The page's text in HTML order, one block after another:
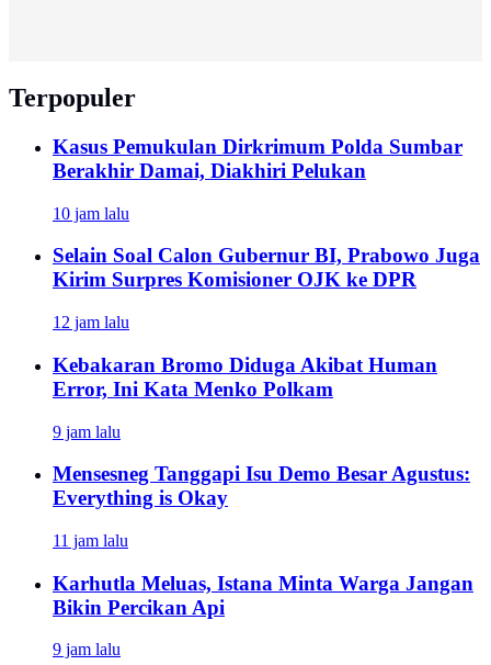
Terpopuler
Kasus Pemukulan Dirkrimum Polda Sumbar
Berakhir Damai, Diakhiri Pelukan
10 jam lalu
Selain Soal Calon Gubernur BI, Prabowo Juga
Kirim Surpres Komisioner OJK ke DPR
12 jam lalu
Kebakaran Bromo Diduga Akibat Human
Error, Ini Kata Menko Polkam
9 jam lalu
Mensesneg Tanggapi Isu Demo Besar Agustus:
Everything is Okay
11 jam lalu
Karhutla Meluas, Istana Minta Warga Jangan
Bikin Percikan Api
9 jam lalu